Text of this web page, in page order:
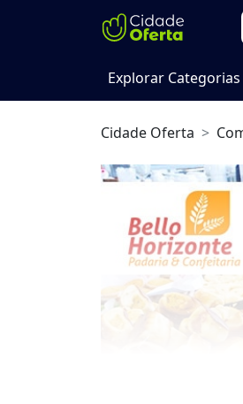
Explorar Categorias
Cidade Oferta